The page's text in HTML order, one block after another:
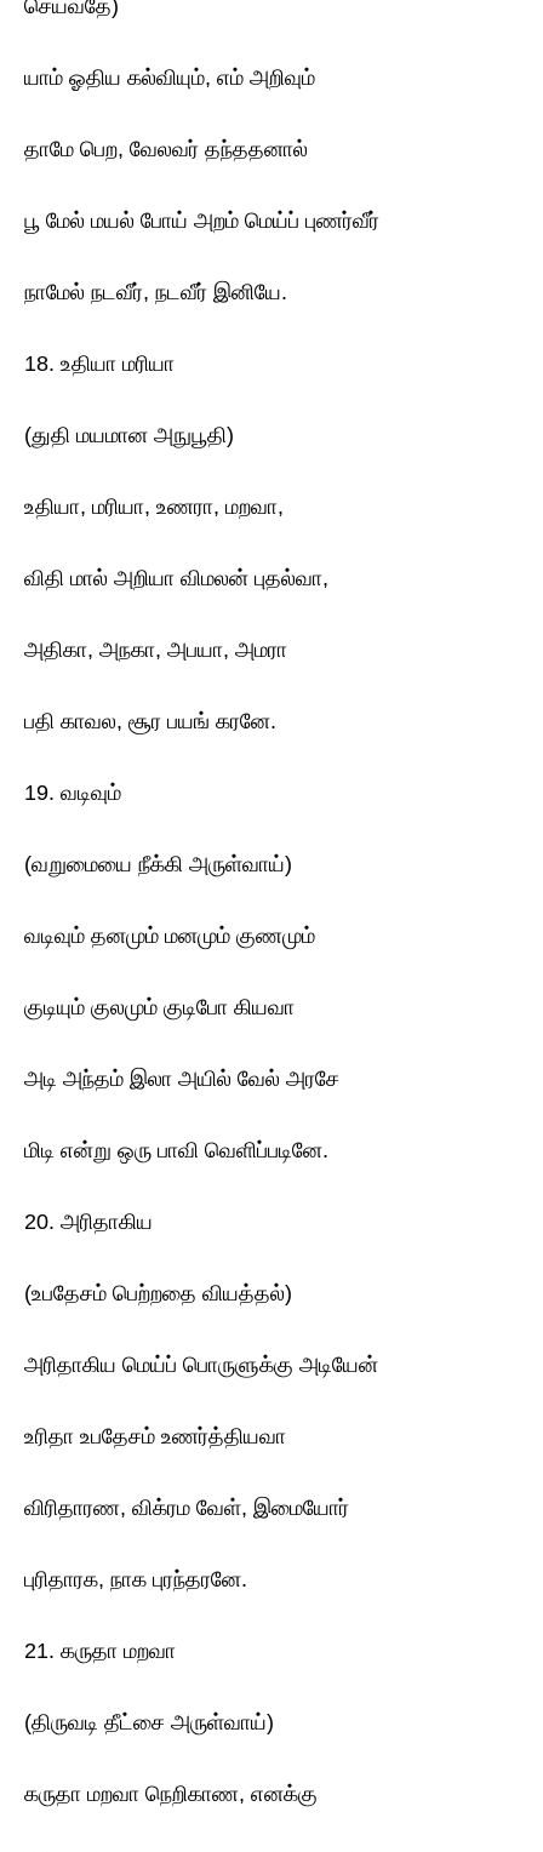
செய்வதே)
யாம் ஓதிய கல்வியும், எம் அறிவும்
தாமே பெற, வேலவர் தந்ததனால்
பூ மேல் மயல் போய் அறம் மெய்ப் புணர்வீர்
நாமேல் நடவீர், நடவீர் இனியே.
18. உதியா மரியா
(துதி மயமான அநுபூதி)
உதியா, மரியா, உணரா, மறவா,
விதி மால் அறியா விமலன் புதல்வா,
அதிகா, அநகா, அபயா, அமரா
பதி காவல, சூர பயங் கரனே.
19. வடிவும்
(வறுமையை நீக்கி அருள்வாய்)
வடிவும் தனமும் மனமும் குணமும்
குடியும் குலமும் குடிபோ கியவா
அடி அந்தம் இலா அயில் வேல் அரசே
மிடி என்று ஒரு பாவி வெளிப்படினே.
20. அரிதாகிய
(உபதேசம் பெற்றதை வியத்தல்)
அரிதாகிய மெய்ப் பொருளுக்கு அடியேன்
உரிதா உபதேசம் உணர்த்தியவா
விரிதாரண, விக்ரம வேள், இமையோர்
புரிதாரக, நாக புரந்தரனே.
21. கருதா மறவா
(திருவடி தீட்சை அருள்வாய்)
கருதா மறவா நெறிகாண, எனக்கு